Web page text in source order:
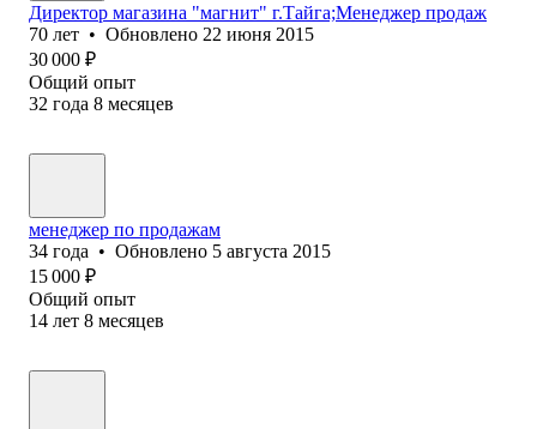
Директор магазина "магнит" г.Тайга;Менеджер продаж
70 лет • Обновлено 22 июня 2015
30 000 ₽
Общий опыт
32 года 8 месяцев
менеджер по продажам
34 года • Обновлено 5 августа 2015
15 000 ₽
Общий опыт
14 лет 8 месяцев